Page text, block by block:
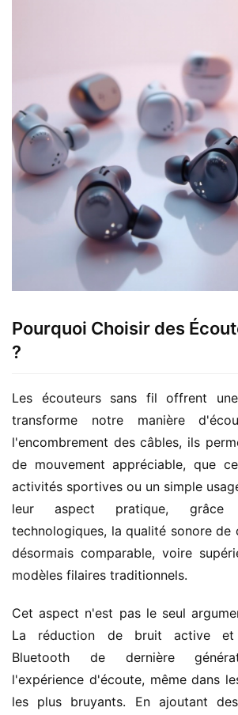
Pourquoi Choisir des
?
Les écouteurs sans fil offrent
transforme notre manière
l'encombrement des câbles, ils
de mouvement appréciable, que
activités sportives ou un simple
leur aspect pratique, grâce
technologiques, la qualité sonore de
désormais comparable, voire
modèles filaires traditionnels.
Cet aspect n'est pas le seul
La réduction de bruit active et
Bluetooth de dernière
l'expérience d'écoute, même dans
les plus bruyants. En ajoutant